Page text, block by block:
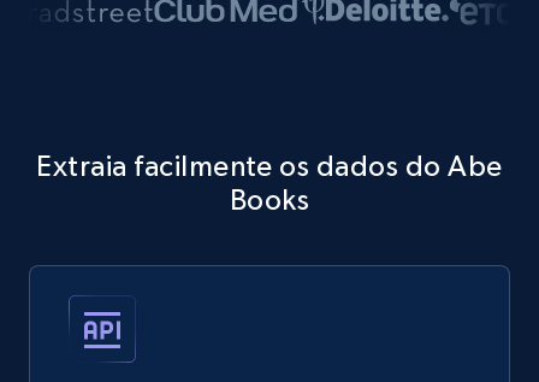
Extraia facilmente os dados do Abe
Books